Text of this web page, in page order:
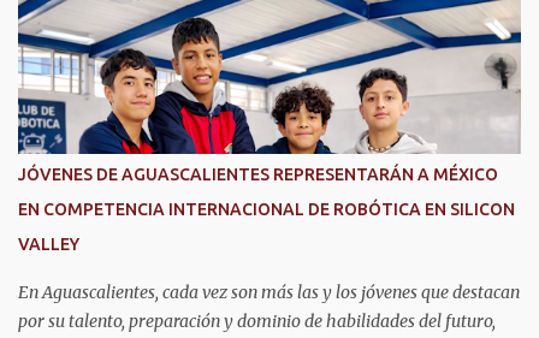
realizar traslados aeromédicos y participar en el transporte de
órganos, fortaleciendo la capacidad de respuesta de las
instituciones ante situaciones que requieren atención inmediata.
En reconocimiento a su liderazgo al mando del helicóptero Fuerza
Uno y a la contribución de esta aeronave en las operaciones de
seguridad y en los servicios de emergencia en Aguascalientes, el
Antonio Martínez Romo, fue distinguido durante el TechDay 2026.
Martínez Romo destacó que el helicóptero repres...
JÓVENES DE AGUASCALIENTES REPRESENTARÁN A MÉXICO
EN COMPETENCIA INTERNACIONAL DE ROBÓTICA EN SILICON
VALLEY
En Aguascalientes, cada vez son más las y los jóvenes que destacan
por su talento, preparación y dominio de habilidades del futuro,